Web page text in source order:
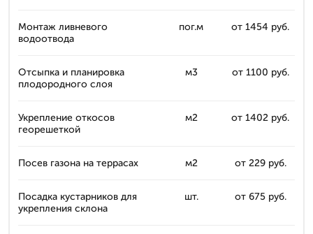
Монтаж ливневого
водоотвода
пог.м от 1454 руб.
Отсыпка и планировка
плодородного слоя
м3 от 1100 руб.
Укрепление откосов
георешеткой
м2 от 1402 руб.
Посев газона на террасах м2 от 229 руб.
Посадка кустарников для
укрепления склона
шт. от 675 руб.